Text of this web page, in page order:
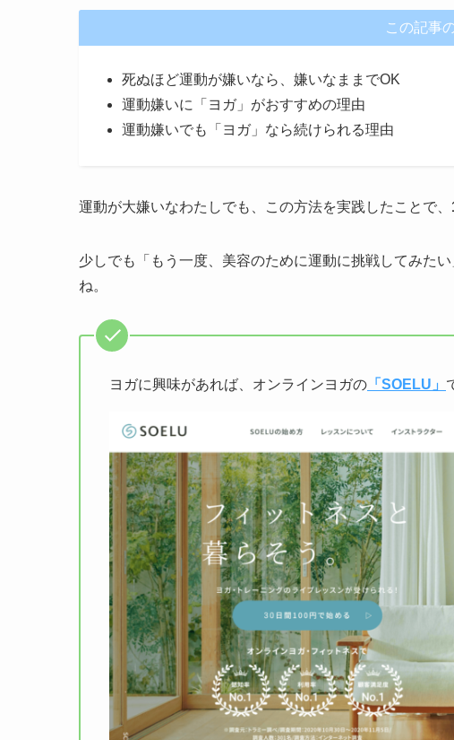
この記事
死ぬほど運動が嫌いなら、嫌いなままでOK
運動嫌いに「ヨガ」がおすすめの理由
運動嫌いでも「ヨガ」なら続けられる理由
運動が大嫌いなわたしでも、この方法を実践したことで、
少しでも「もう一度、美容のために運動に挑戦してみた
ね。
ヨガに興味があれば、オンラインヨガの 「SOELU」